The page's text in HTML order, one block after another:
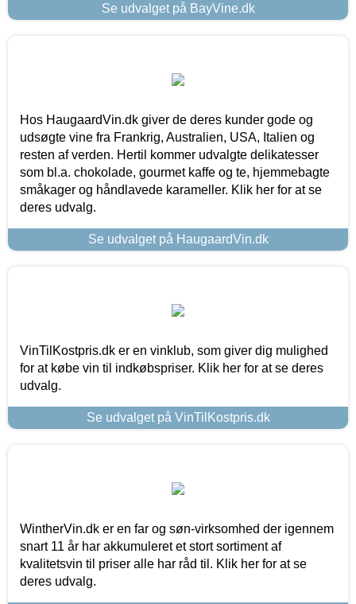
Se udvalget på BayVine.dk
Hos HaugaardVin.dk giver de deres kunder gode og
udsøgte vine fra Frankrig, Australien, USA, Italien og
resten af verden. Hertil kommer udvalgte delikatesser
som bl.a. chokolade, gourmet kaffe og te, hjemmebagte
småkager og håndlavede karameller. Klik her for at se
deres udvalg.
Se udvalget på HaugaardVin.dk
VinTilKostpris.dk er en vinklub, som giver dig mulighed
for at købe vin til indkøbspriser. Klik her for at se deres
udvalg.
Se udvalget på VinTilKostpris.dk
WintherVin.dk er en far og søn-virksomhed der igennem
snart 11 år har akkumuleret et stort sortiment af
kvalitetsvin til priser alle har råd til. Klik her for at se
deres udvalg.